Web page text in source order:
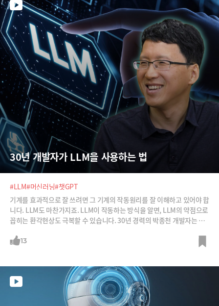
30년 개발자가 LLM을 사용하는 법
#LLM#머신러닝#챗GPT
기계를 효과적으로 잘 쓰려면 그 기계의 작동원리를 잘 이해하고 있어야 합
니다. LLM도 마찬가지죠. LLM이 작동하는 방식을 알면, LLM의 약점으로
꼽히는 환각현상도 극복할 수 있습니다. 30년 경력의 박종천 개발자는 현
쓰는 최고의 방법을 들어보시죠.
13